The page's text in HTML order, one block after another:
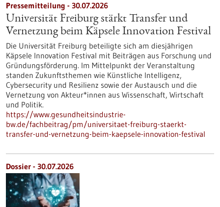
Pressemitteilung - 30.07.2026
Universität Freiburg stärkt Transfer und
Vernetzung beim Käpsele Innovation Festival
Die Universität Freiburg beteiligte sich am diesjährigen
Käpsele Innovation Festival mit Beiträgen aus Forschung und
Gründungsförderung. Im Mittelpunkt der Veranstaltung
standen Zukunftsthemen wie Künstliche Intelligenz,
Cybersecurity und Resilienz sowie der Austausch und die
Vernetzung von Akteur*innen aus Wissenschaft, Wirtschaft
und Politik.
https://www.gesundheitsindustrie-
bw.de/fachbeitrag/pm/universitaet-freiburg-staerkt-
transfer-und-vernetzung-beim-kaepsele-innovation-festival
Dossier - 30.07.2026